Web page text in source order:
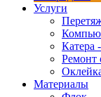
Услуги
Катера
Ремонт
Материалы